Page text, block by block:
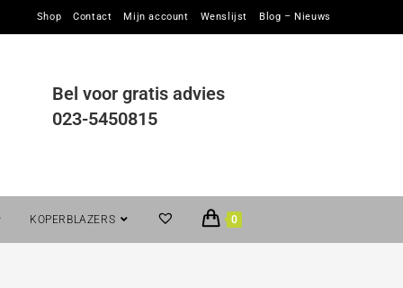
Shop Contact Mijn account Wenslijst Blog – Nieuws
Bel voor gratis advies
023-5450815
KOPERBLAZERS 0